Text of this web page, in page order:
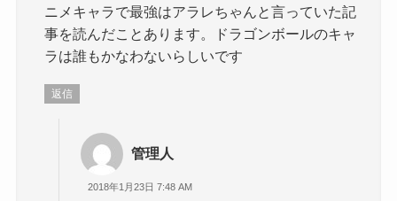
ニメキャラで最強はアラレちゃんと言っていた記
事を読んだことあります。ドラゴンボールのキャ
ラは誰もかなわないらしいです
返信
管理人
2018年1月23日 7:48 AM